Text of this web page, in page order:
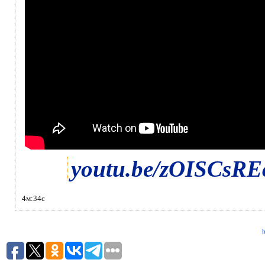
youtu.be/
4м:34с